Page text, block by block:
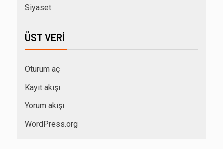
Siyaset
ÜST VERI
Oturum aç
Kayıt akışı
Yorum akışı
WordPress.org